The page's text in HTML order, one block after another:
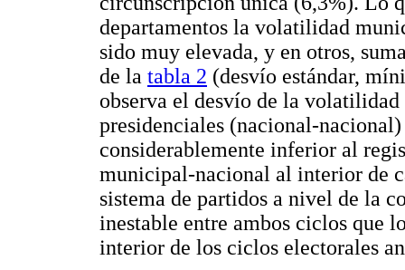
departamentos la volatilidad
sido muy elevada, y en otros,
de la tabla 2 (desvío estándar,
observa el desvío de la
presidenciales (nacional-
considerablemente inferior al
municipal-nacional al interior de
sistema de partidos a nivel de la
inestable entre ambos ciclos que
interior de los ciclos electorales